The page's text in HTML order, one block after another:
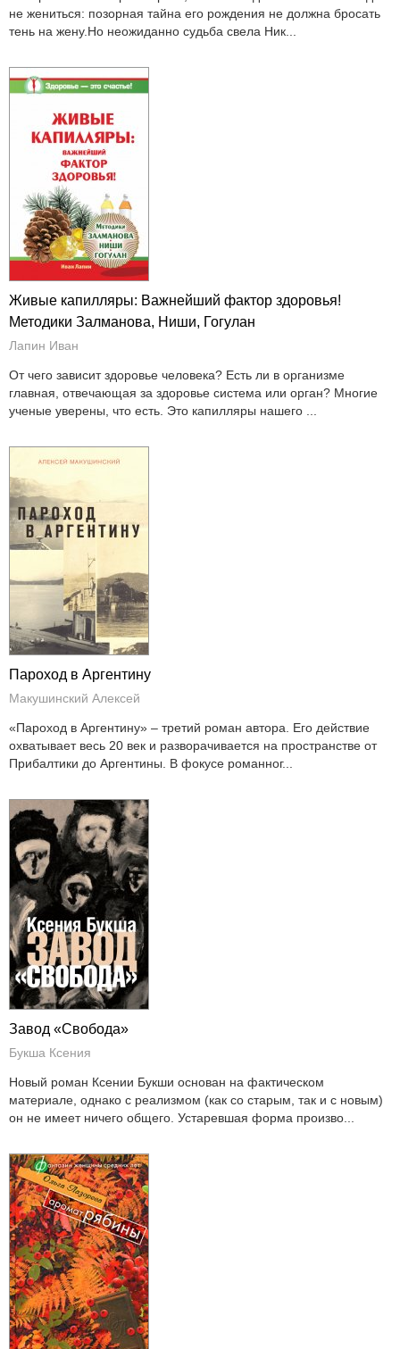
не жениться: позорная тайна его рождения не должна бросать
тень на жену.Но неожиданно судьба свела Ник...
Живые капилляры: Важнейший фактор здоровья!
Методики Залманова, Ниши, Гогулан
Лапин Иван
От чего зависит здоровье человека? Есть ли в организме
главная, отвечающая за здоровье система или орган? Многие
ученые уверены, что есть. Это капилляры нашего ...
Пароход в Аргентину
Макушинский Алексей
«Пароход в Аргентину» – третий роман автора. Его действие
охватывает весь 20 век и разворачивается на пространстве от
Прибалтики до Аргентины. В фокусе романног...
Завод «Свобода»
Букша Ксения
Новый роман Ксении Букши основан на фактическом
материале, однако с реализмом (как со старым, так и с новым)
он не имеет ничего общего. Устаревшая форма произво...